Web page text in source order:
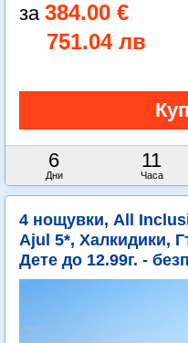
384.00 €
751.04 лв
6
Дни
11
Часа
4 нощувки, All
Ajul 5*, Халкидики,
Дете до 12.99г. -